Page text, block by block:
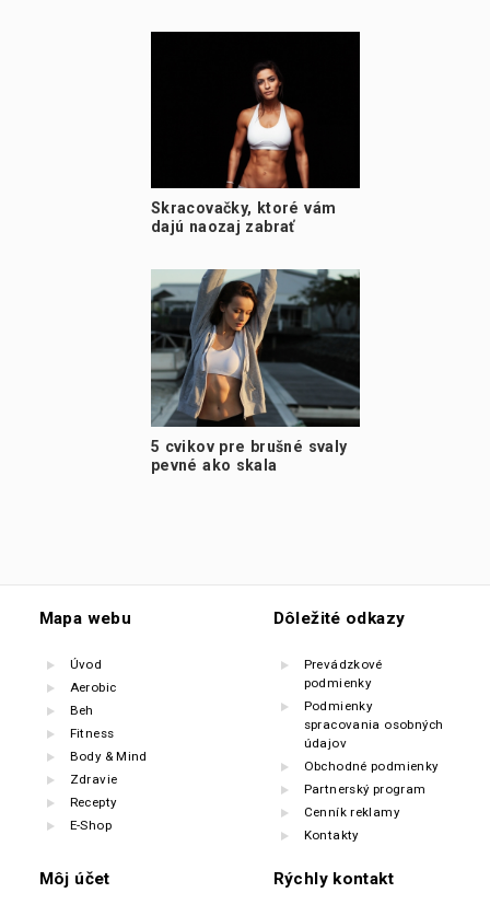
Skracovačky, ktoré vám
dajú naozaj zabrať
5 cvikov pre brušné svaly
pevné ako skala
Mapa webu
Úvod
Aerobic
Beh
Fitness
Body & Mind
Zdravie
Recepty
E-Shop
Dôležité odkazy
Prevádzkové
podmienky
Podmienky
spracovania osobných
údajov
Obchodné podmienky
Partnerský program
Cenník reklamy
Kontakty
Môj účet Rýchly kontakt